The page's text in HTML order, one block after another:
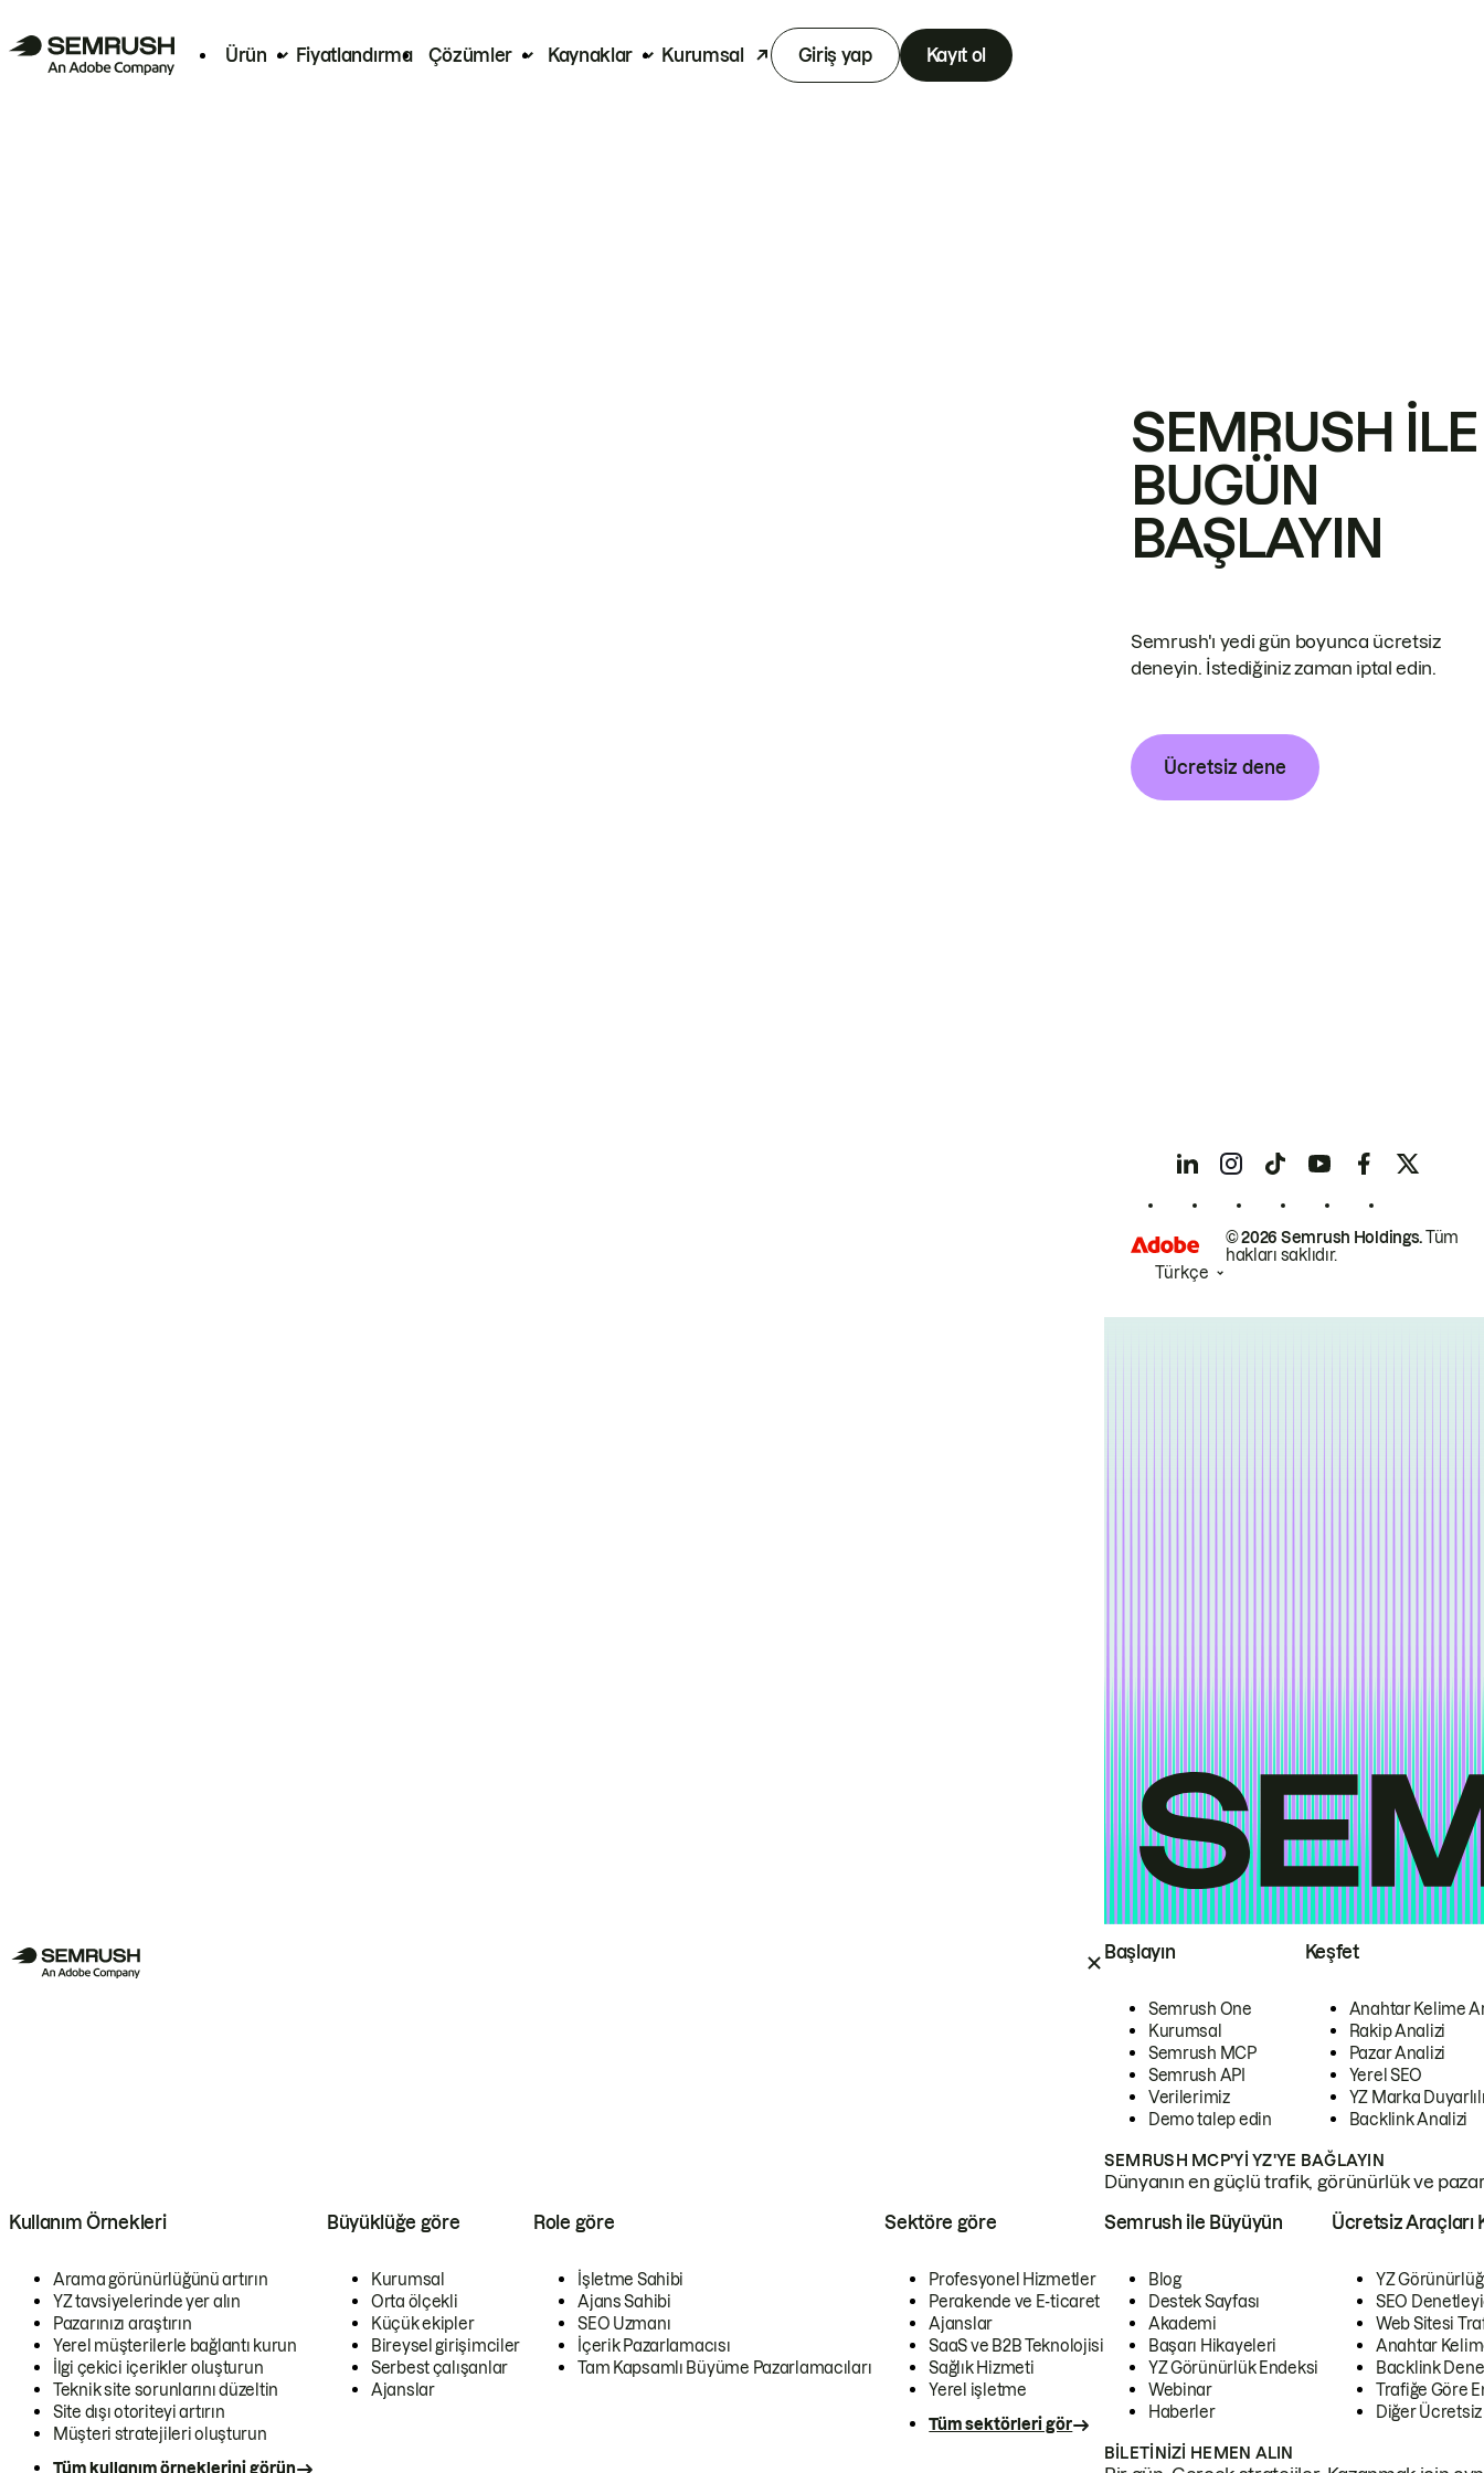
Ürün Fiyatlandırma Çözümler Kaynaklar Kurumsal Giriş yap Kayıt ol
Başlayın
Semrush One
Kurumsal
Semrush MCP
Semrush API
Verilerimiz
Demo talep edin
Keşfet
Anahtar Kelime
Rakip Analizi
Pazar Analizi
Yerel SEO
YZ Marka
Backlink Analizi
SEMRUSH MCP'YI YZ'YE BAĞLAYIN
Dünyanın en güçlü trafik, görünürlük ve
Kullanım Örnekleri
Arama görünürlüğünü artırın
YZ tavsiyelerinde yer alın
Pazarınızı araştırın
Yerel müşterilerle bağlantı kurun
İlgi çekici içerikler oluşturun
Teknik site sorunlarını düzeltin
Site dışı otoriteyi artırın
Müşteri stratejileri oluşturun
Tüm kullanım örneklerini görün
Büyüklüğe göre
Kurumsal
Orta ölçekli
Küçük ekipler
Bireysel girişimciler
Serbest çalışanlar
Ajanslar
Role göre
İşletme Sahibi
Ajans Sahibi
SEO Uzmanı
İçerik Pazarlamacısı
Tam Kapsamlı Büyüme Pazarlamacıları
Sektöre göre
Profesyonel Hizmetler
Perakende ve E-ticaret
Ajanslar
SaaS ve B2B Teknolojisi
Sağlık Hizmeti
Yerel işletme
Tüm sektörleri gör
Semrush ile Büyüyün
Blog
Destek Sayfası
Akademi
Başarı Hikayeleri
YZ Görünürlük Endeksi
Webinar
Haberler
Ücretsiz Araçları
YZ
SEO
Web Sitesi
Anahtar
Backlink
Trafiğe Göre
Diğer
BILETINIZI HEMEN ALIN
SEMRUSH ILE
BUGÜN
BAŞLAYIN
Semrush'ı yedi gün boyunca ücretsiz
deneyin. İstediğiniz zaman iptal edin.
Ücretsiz dene
© 2026 Semrush Holdings.Tüm
hakları saklıdır.
Türkçe